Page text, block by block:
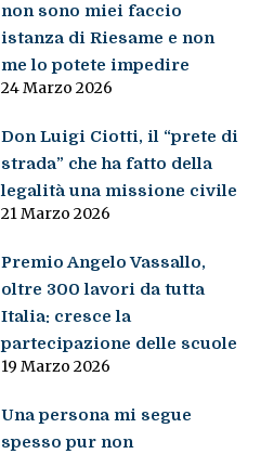
non sono miei faccio
istanza di Riesame e non
me lo potete impedire
24 Marzo 2026
Don Luigi Ciotti, il “prete di
strada” che ha fatto della
legalità una missione civile
21 Marzo 2026
Premio Angelo Vassallo,
oltre 300 lavori da tutta
Italia: cresce la
partecipazione delle scuole
19 Marzo 2026
Una persona mi segue
spesso pur non